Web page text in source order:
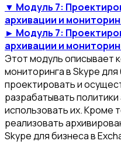
▼ Модуль 7:
архивации и
► Модуль 7:
архивации и
Этот модуль описывает
мониторинга в Skype
проектировать и
разрабатывать
использовать их. Кроме
реализовать
Skype для бизнеса в